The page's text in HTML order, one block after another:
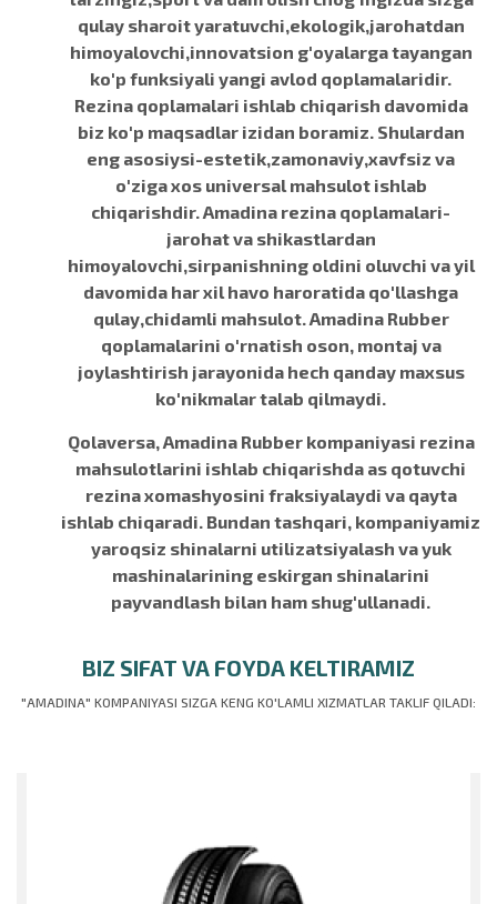
qulay sharoit yaratuvchi,ekologik,jarohatdan
himoyalovchi,innovatsion g'oyalarga tayangan
ko'p funksiyali yangi avlod qoplamalaridir.
Rezina qoplamalari ishlab chiqarish davomida
biz ko'p maqsadlar izidan boramiz. Shulardan
eng asosiysi-estetik,zamonaviy,xavfsiz va
o'ziga xos universal mahsulot ishlab
chiqarishdir. Amadina rezina qoplamalari-
jarohat va shikastlardan
himoyalovchi,sirpanishning oldini oluvchi va yil
davomida har xil havo haroratida qo'llashga
qulay,chidamli mahsulot. Amadina Rubber
qoplamalarini o'rnatish oson, montaj va
joylashtirish jarayonida hech qanday maxsus
ko'nikmalar talab qilmaydi.
Qolaversa, Amadina Rubber kompaniyasi rezina
mahsulotlarini ishlab chiqarishda as qotuvchi
rezina xomashyosini fraksiyalaydi va qayta
ishlab chiqaradi. Bundan tashqari, kompaniyamiz
yaroqsiz shinalarni utilizatsiyalash va yuk
mashinalarining eskirgan shinalarini
payvandlash bilan ham shug'ullanadi.
BIZ SIFAT VA FOYDA KELTIRAMIZ
"AMADINA" KOMPANIYASI SIZGA KENG KO'LAMLI XIZMATLAR TAKLIF QILADI: